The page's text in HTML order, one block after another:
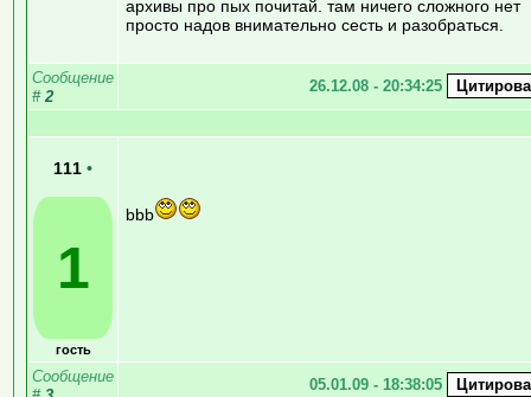
архивы про пых почитай. там ничего сложного нет
просто надов внимательно сесть и разобраться.
Сообщение
# 2
26.12.08 - 20:34:25
111 •
1
гость
bbb
Сообщение
05.01.09 - 18:38:05